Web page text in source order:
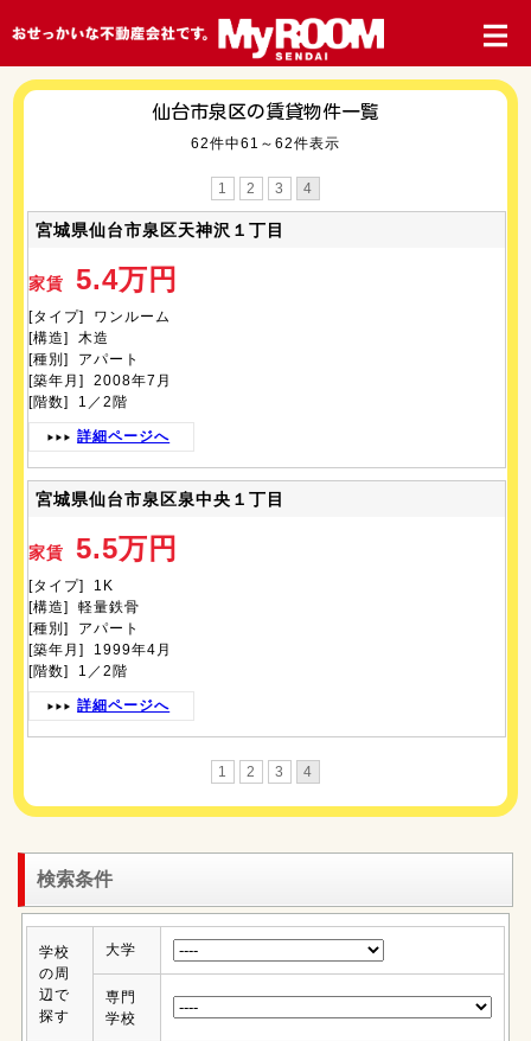
仙台市泉区の賃貸物件一覧
62件中61～62件表示
1 2 3 4
宮城県仙台市泉区天神沢１丁目
家賃5.4万円
[タイプ] ワンルーム
[構造] 木造
[種別] アパート
[築年月] 2008年7月
[階数] 1／2階
詳細ページへ
宮城県仙台市泉区泉中央１丁目
家賃5.5万円
[タイプ] 1K
[構造] 軽量鉄骨
[種別] アパート
[築年月] 1999年4月
[階数] 1／2階
詳細ページへ
1 2 3 4
検索条件
学校
の周
辺で
探す
大学
専門
学校